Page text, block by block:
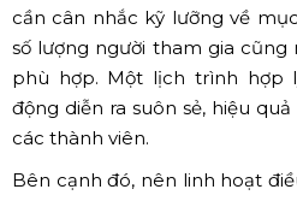
cần cân nhắc kỹ lưỡng về
số lượng người tham gia cũng
phù hợp. Một lịch trình hợp
động diễn ra suôn sẻ, hiệu
các thành viên.
Bên cạnh đó, nên linh hoạt